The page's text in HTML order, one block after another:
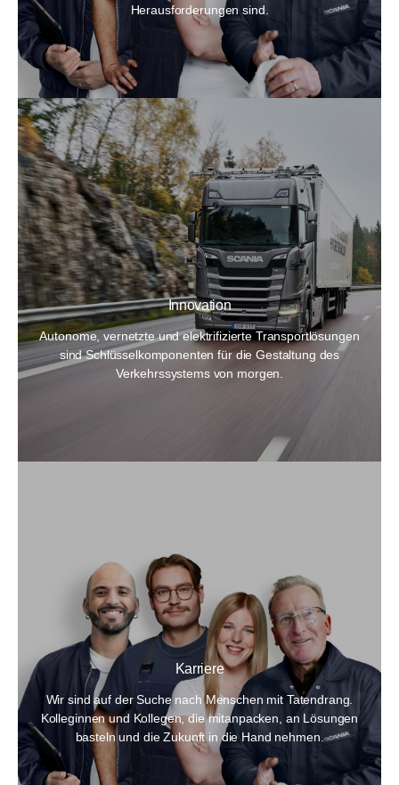
Herausforderungen sind.
Innovation
Autonome, vernetzte und elektrifizierte Transportlösungen
sind Schlüsselkomponenten für die Gestaltung des
Verkehrssystems von morgen.
Karriere
Wir sind auf der Suche nach Menschen mit Tatendrang.
Kolleginnen und Kollegen, die mitanpacken, an Lösungen
basteln und die Zukunft in die Hand nehmen.